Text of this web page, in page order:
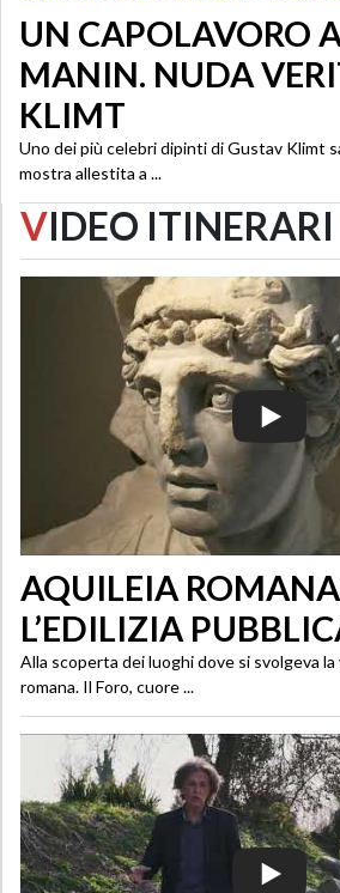
UN CAPOLAVORO
MANIN. NUDA
KLIMT
Uno dei più celebri dipinti di Gustav Klimt
mostra allestita a ...
VIDEO ITINERARI
AQUILEIA
L’EDILIZIA
Alla scoperta dei luoghi dove si svolgeva
romana. Il Foro, cuore ...